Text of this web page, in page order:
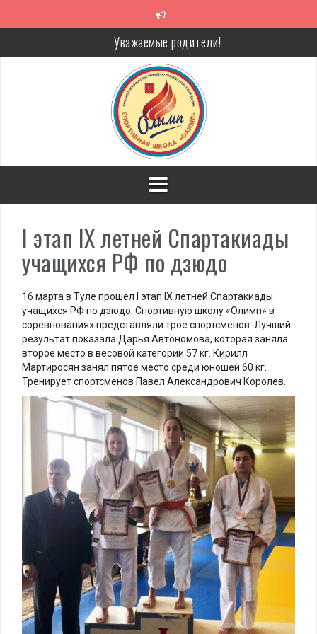
Алкоголь — путь в никуда
Решение спора без суда
Проголосуй за объекты благоустройства!
Уважаемые родители!
I этап IX летней Спартакиады
учащихся РФ по дзюдо
16 марта в Туле прошёл I этап IX летней Спартакиады
учащихся РФ по дзюдо. Спортивную школу «Олимп» в
соревнованиях представляли трое спортсменов. Лучший
результат показала Дарья Автономова, которая заняла
второе место в весовой категории 57 кг. Кирилл
Мартиросян занял пятое место среди юношей 60 кг.
Тренирует спортсменов Павел Александрович Королев.